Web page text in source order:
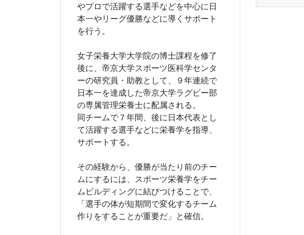
やプロで活躍する選手などを中心に日
本一やリーグ優勝などに導くサポート
を行う。
女子栄養大学大学院の博士課程を修了
後に、帝京大学スポーツ医科学センタ
ーの研究員・助教として、９年連続で
日本一を達成した帝京大学ラグビー部
の専属管理栄養士に配属される。
同チームで７年間、後に日本代表とし
て活躍する選手などに栄養学を指導、
サポートする。
その経験から、優勝が当たり前のチー
ムにするには、スポーツ栄養学をチー
ムビルディングに結びつけることで、
「選手の体が短期間で変化するチーム
作りをすることが重要だ」と確信。